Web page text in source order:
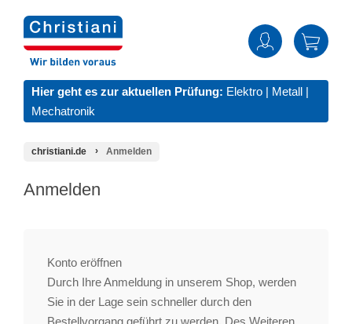
Hier geht es zur aktuellen Prüfung: Elektro | Metall |
Mechatronik
christiani.de Anmelden
Anmelden
Konto eröffnen
Durch Ihre Anmeldung in unserem Shop, werden
Sie in der Lage sein schneller durch den